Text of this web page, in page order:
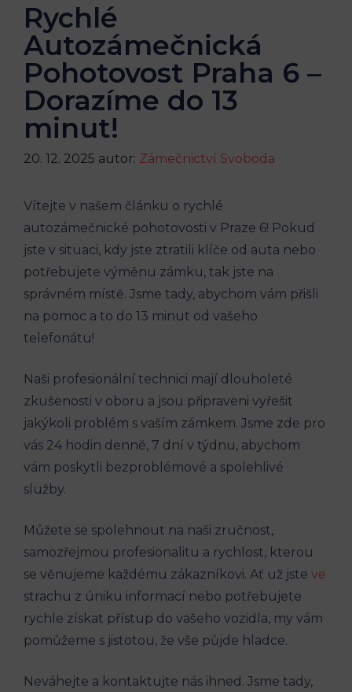
Rychlé
Autozámečnická
Pohotovost Praha 6 –
Dorazíme do 13
minut!
20. 12. 2025 autor: Zámečnictví Svoboda
Vítejte⁣ v našem ​článku o rychlé
autozámečnické pohotovosti v ⁢Praze 6! Pokud
jste v situaci, ‍kdy‌ jste ​ztratili klíče od auta nebo
potřebujete výměnu zámku, tak jste na⁤
správném⁤ místě. Jsme tady, ‌abychom vám přišli
na pomoc ⁢a to ‌do ⁢13 minut od vašeho​
telefonátu!
Naši profesionální ⁢technici mají dlouholeté​
zkušenosti‍ v‍ oboru a jsou připraveni vyřešit
jakýkoli problém s vaším ‌zámkem. Jsme zde pro⁢
vás 24 hodin denně, ‌7 dní‍ v‍ týdnu,​ abychom
vám poskytli bezproblémové a⁢ spolehlivé
služby.
Můžete se spolehnout na ⁢naši zručnost,
samozřejmou profesionalitu a rychlost, kterou
se⁢ věnujeme každému ⁣zákazníkovi. Ať už jste ve
‍strachu z ⁤úniku informací nebo potřebujete
rychle získat přístup do vašeho ⁤vozidla, my vám⁢
pomůžeme s jistotou, že vše půjde ⁢hladce. ​
Neváhejte a⁢ kontaktujte‌ nás ihned. Jsme tady,